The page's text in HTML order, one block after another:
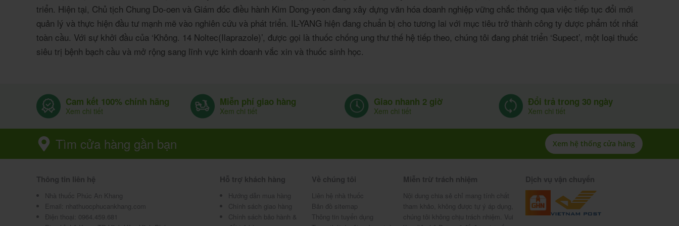
triển. Hiện tại, Chủ tịch Chung Do-oen và Giám đốc điều hành Kim Dong-yeon đang xây dựng văn hóa doanh nghiệp vững chắc thông qua việc tiếp tục đổi mới
quản lý và thực hiện đầu tư mạnh mẽ vào nghiên cứu và phát triển. IL-YANG hiện đang chuẩn bị cho tương lai với mục tiêu trở thành công ty dược phẩm tốt nhất
toàn cầu. Với sự khởi đầu của ‘Không. 14 Noltec(Ilaprazole)’, được gọi là thuốc chống ung thư thế hệ tiếp theo, chúng tôi đang phát triển ‘Supect’, một loại thuốc
siêu trị bệnh bạch cầu và mở rộng sang lĩnh vực kinh doanh vắc xin và thuốc sinh học.
Cam kết 100% chính hãng
Xem chi tiết
Miễn phí giao hàng
Xem chi tiết
Giao nhanh 2 giờ
Xem chi tiết
Đổi trả trong 30 ngày
Xem chi tiết
Tìm cửa hàng gần bạn Xem hệ thống cửa hàng
Thông tin liên hệ
Nhà thuốc Phúc An Khang
Email: nhathuocphucankhang.com
Điện thoại: 0964.459.681
Hỗ trợ khách hàng
Hướng dẫn mua hàng
Chính sách giao hàng
Chính sách bảo hành &
Về chúng tôi
Liên hệ nhà thuốc
Bản đồ sitemap
Thông tin tuyển dụng
Miễn trừ trách nhiệm
Nội dung chia sẻ chỉ mang tính chất
tham khảo, không được tự ý áp dụng,
chúng tôi không chịu trách nhiệm. Vui
Dịch vụ vận chuyển